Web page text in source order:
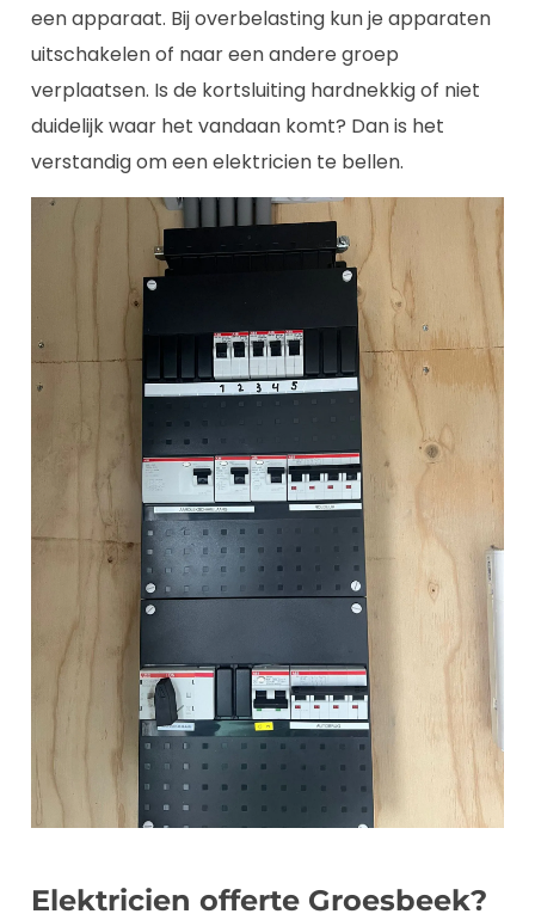
een apparaat. Bij overbelasting kun je apparaten
uitschakelen of naar een andere groep
verplaatsen. Is de kortsluiting hardnekkig of niet
duidelijk waar het vandaan komt? Dan is het
verstandig om een elektricien te bellen.
Elektricien offerte Groesbeek?